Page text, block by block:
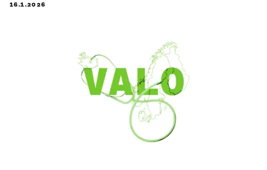
16.1.2026